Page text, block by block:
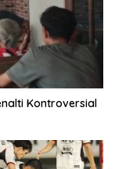
Kontroversial